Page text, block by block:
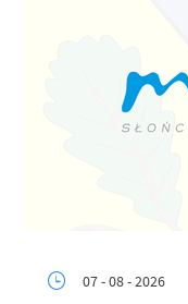
07 - 08 - 2026